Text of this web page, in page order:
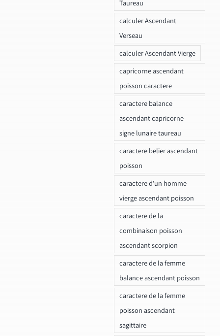
Taureau
calculer Ascendant
Verseau
calculer Ascendant Vierge
capricorne ascendant
poisson caractere
caractere balance
ascendant capricorne
signe lunaire taureau
caractere belier ascendant
poisson
caractere d'un homme
vierge ascendant poisson
caractere de la
combinaison poisson
ascendant scorpion
caractere de la femme
balance ascendant poisson
caractere de la femme
poisson ascendant
sagittaire